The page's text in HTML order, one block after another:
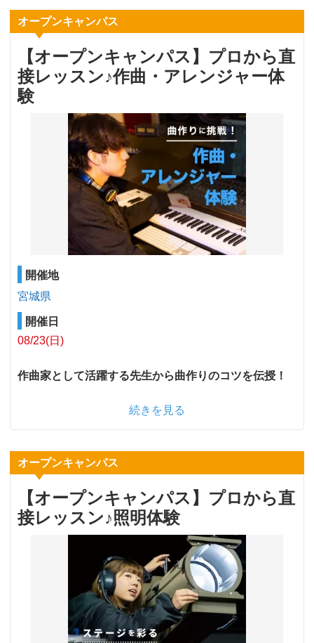
オープンキャンパス
【オープンキャンパス】プロから直
接レッスン♪作曲・アレンジャー体
験
開催地
宮城県
開催日
08/23(日)
作曲家として活躍する先生から曲作りのコツを伝授！
続きを見る
オープンキャンパス
【オープンキャンパス】プロから直
接レッスン♪照明体験